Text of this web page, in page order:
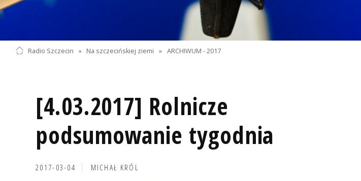
Radio Szczecin » Na szczecińskiej ziemi » ARCHIWUM - 2017
[4.03.2017] Rolnicze
podsumowanie tygodnia
2017-03-04 MICHAŁ KRÓL